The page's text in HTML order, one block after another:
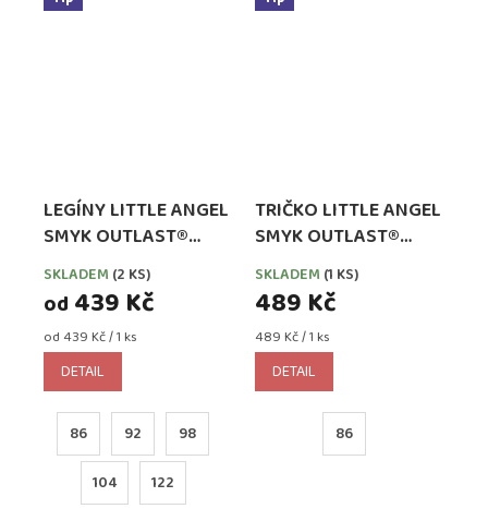
LEGÍNY LITTLE ANGEL
SMYK OUTLAST®
RŮŽOVÉ
SKLADEM (2 KS)
od 439 Kč
Měrná
cena:
od 439 Kč / 1 ks
DETAIL
86 92 98
104 122
TRIČKO LITTLE ANGEL
SMYK OUTLAST®
DLOUHÝ RUKÁV -
FIALOVÁ VÍLA
SKLADEM (1 KS)
489 Kč
Měrná
cena:
489 Kč / 1 ks
DETAIL
86